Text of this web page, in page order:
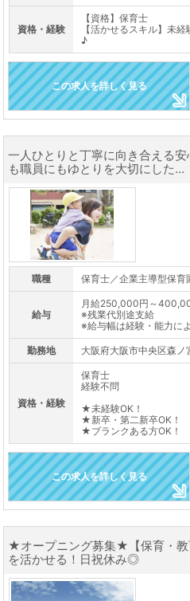
資格・経験
【資格】保育士
【活かせるスキル】未
♪
この求人を詳しく見る
一人ひとりと丁寧に向き合える
も職員にもゆとりを大切にした...
職種 保育士／企業主導型保育
給与
月給250,000円～
※残業代別途支給
※給与幅は経験・能力に
勤務地 大阪府大阪市中央区森
資格・経験
保育士
経験不問
★未経験OK！
★新卒・第二新卒OK！
★ブランクある方OK！
この求人を詳しく見る
★オープニング募集★【保育・教
を活かせる！日祝休み◎